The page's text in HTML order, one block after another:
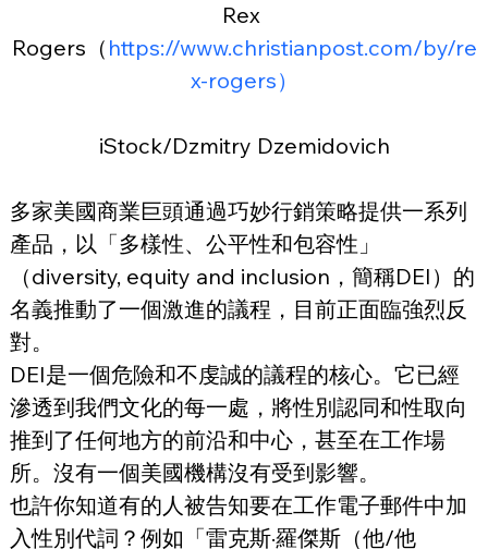
Rex
Rogers（ https://www.christianpost.com/by/re
x-rogers）
iStock/Dzmitry Dzemidovich
多家美國商業巨頭通過巧妙行銷策略提供一系列
產品，以「多樣性、公平性和包容性」
（diversity, equity and inclusion，簡稱DEI）的
名義推動了一個激進的議程，目前正面臨強烈反
對。
DEI是一個危險和不虔誠的議程的核心。它已經
滲透到我們文化的每一處，將性別認同和性取向
推到了任何地方的前沿和中心，甚至在工作場
所。沒有一個美國機構沒有受到影響。
也許你知道有的人被告知要在工作電子郵件中加
入性別代詞？例如「雷克斯·羅傑斯（他/他